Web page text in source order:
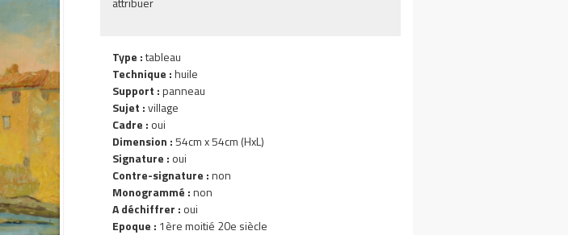
Type :tableau
Technique :huile
Support :panneau
Sujet :village
Cadre : oui
Dimension :54cm x 54cm (HxL)
Signature : oui
Contre-signature :non
Monogrammé :non
A déchiffrer : oui
Epoque : 1ère moitié 20e siècle